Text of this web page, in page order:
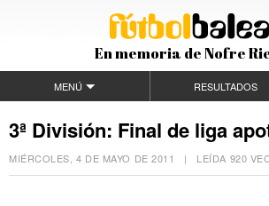
En memoria de Nofre
MENÚ RESULTADOS
3ª División: Final de liga
MIÉRCOLES, 4 DE MAYO DE 2011 | LEÍDA 920